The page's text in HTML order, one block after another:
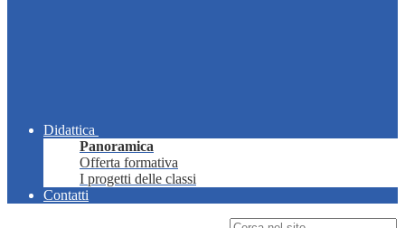
Didattica
Panoramica
Offerta formativa
I progetti delle classi
Contatti